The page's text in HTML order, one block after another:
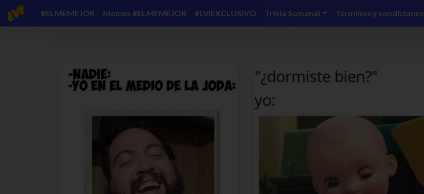
#ELMEMEJOR Memes #ELMEMEJOR #LVIEXCLUSIVO Trivia Semanal Términos y condiciones